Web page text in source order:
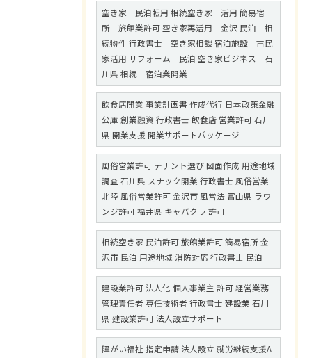
空き家 民泊転用 相続空き家 活用 簡易宿
所 旅館業許可 空き家再活用 金沢 民泊 相
続物件 行政書士 空き家相談 宿泊施設 古民
家活用 リフォーム 民泊 空き家ビジネス 石
川県 相続 宿泊業開業
飲食店開業 事業計画書 作成代行 日本政策金融
公庫 創業融資 行政書士 飲食店 営業許可 石川
県 開業支援 開業サポートパッケージ
風俗営業許可 テナント選び 図面作成 用途地域
調査 石川県 スナック開業 行政書士 風俗営業
北陸 風俗営業許可 金沢市 風営法 富山県 ラウ
ンジ許可 福井県 キャバクラ 許可
相続空き家 民泊許可 旅館業許可 簡易宿所 金
沢市 民泊 用途地域 消防対応 行政書士 民泊
建設業許可 法人化 個人事業主 許可 経営業務
管理責任者 専任技術者 行政書士 建設業 石川
県 建設業許可 法人設立サポート
障がい福祉 指定申請 法人設立 就労継続支援A